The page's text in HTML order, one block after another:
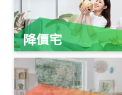
降價宅